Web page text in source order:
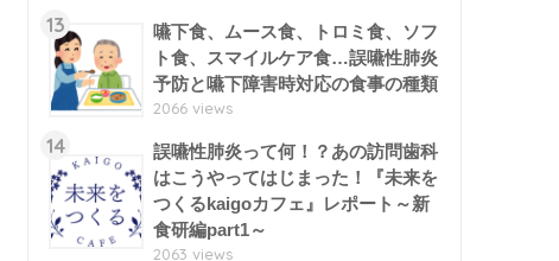
13
嚥下食、ムース食、トロミ食、ソフ
ト食、スマイルケア食…誤嚥性肺炎
予防と嚥下障害時対応の食事の種類
2066 views
14
誤嚥性肺炎って何！？あの訪問歯科
はこうやってはじまった！『未来を
つくるkaigoカフェ』レポート～新
食研編part1～
2063 views